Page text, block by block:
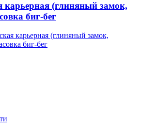
карьерная (глиняный замок,
биг-бег